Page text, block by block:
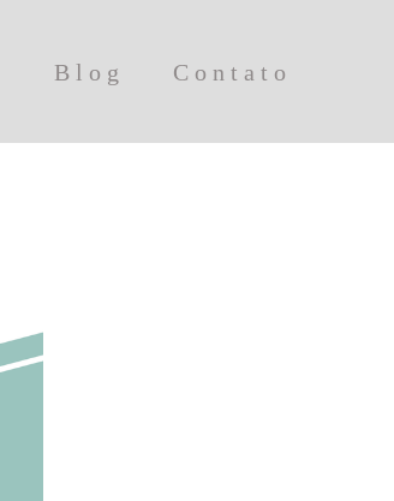
Blog Contato